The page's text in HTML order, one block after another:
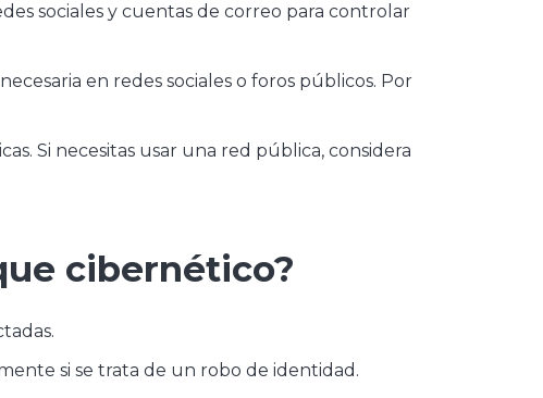
sociales y cuentas de correo para controlar
en redes sociales o foros públicos. Por
Si necesitas usar una red pública, considera
cibernético?
si se trata de un robo de identidad.